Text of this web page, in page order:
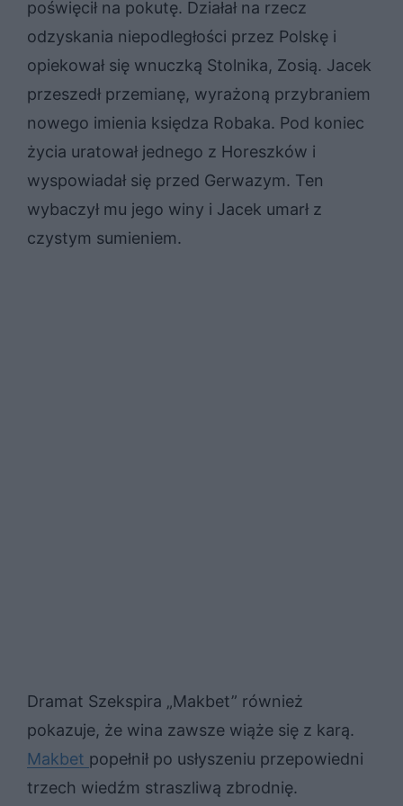
poświęcił na pokutę. Działał na rzecz
odzyskania niepodległości przez Polskę i
opiekował się wnuczką Stolnika, Zosią. Jacek
przeszedł przemianę, wyrażoną przybraniem
nowego imienia księdza Robaka. Pod koniec
życia uratował jednego z Horeszków i
wyspowiadał się przed Gerwazym. Ten
wybaczył mu jego winy i Jacek umarł z
czystym sumieniem.
Dramat Szekspira „Makbet” również
pokazuje, że wina zawsze wiąże się z karą.
Makbet popełnił po usłyszeniu przepowiedni
trzech wiedźm straszliwą zbrodnię.